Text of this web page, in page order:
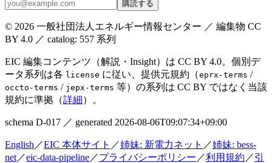
購読する
© 2026 一般社団法人エネルギー情報センター ／ 編集物 CC
BY 4.0 ／ catalog: 557 系列
EIC 編集コンテンツ（解説・Insight）は CC BY 4.0。個別デ
ータ系列は各 license に従い、提供元規約（eprx-terms /
occto-terms / jepx-terms 等）の系列は CC BY ではなく当該
規約に準拠（詳細）。
schema D-017 ／ generated 2026-08-06T09:07:34+09:00
English ／EIC 本体サイト ／姉妹: 新電力ネット ／姉妹: bess-
net／eic-data-pipeline／プライバシーポリシー ／利用規約 ／引